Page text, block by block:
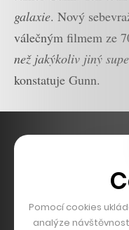
galaxie. Nový
válečným filmem ze
než jakýkoliv jiný
konstatuje Gunn.
Pomocí cookies
analýze